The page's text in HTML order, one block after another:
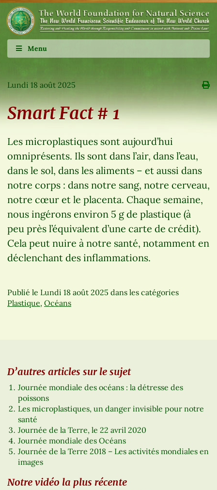
Menu
Lundi 18 août 2025
Smart Fact # 1
Les microplastiques sont aujourd’hui
omniprésents. Ils sont dans l’air, dans l’eau,
dans le sol, dans les aliments – et aussi dans
notre corps : dans notre sang, notre cerveau,
notre cœur et le placenta. Chaque semaine,
nous ingérons environ 5 g de plastique (à
peu près l’équivalent d’une carte de crédit).
Cela peut nuire à notre santé, notamment en
déclenchant des inflammations.
Publié le Lundi 18 août 2025 dans les catégories
Plastique, Océans
D’autres articles sur le sujet
Journée mondiale des océans : la détresse des
poissons
Les microplastiques, un danger invisible pour notre
santé
Journée de la Terre, le 22 avril 2020
Journée mondiale des Océans
Journée de la Terre 2018 – Les activités mondiales en
images
Notre vidéo la plus récente